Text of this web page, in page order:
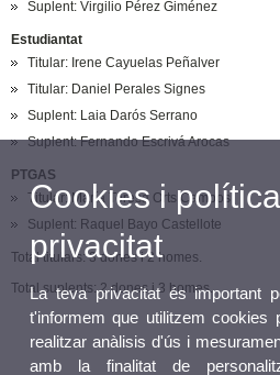
Suplent: Virgilio Pérez Giménez
Estudiantat
Titular: Irene Cayuelas Peñalver
Titular: Daniel Perales Signes
Suplent: Laia Darós Serrano
Suplent: Fernando Escrivá Arocas
PTGAS
Titular: María Teresa Orts Campos
Suplent: Raquel Bayo Castellote
Total titulars: 3 dones i 2 homes.
Total suplents: 2 dones i 3 homes.
Cookies i
privacitat
La teva privacitat és important
t'informem que utilitzem cookies
realitzar anàlisis d'ús i
amb la finalitat de